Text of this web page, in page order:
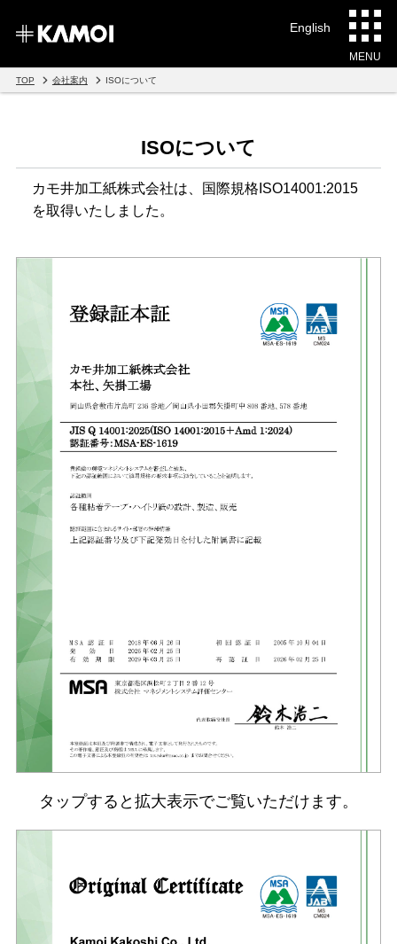
English
MENU
TOP 会社案内 ISOについて
ISOについて
カモ井加工紙株式会社は、国際規格ISO14001:2015
を取得いたしました。
タップすると拡大表示でご覧いただけます。